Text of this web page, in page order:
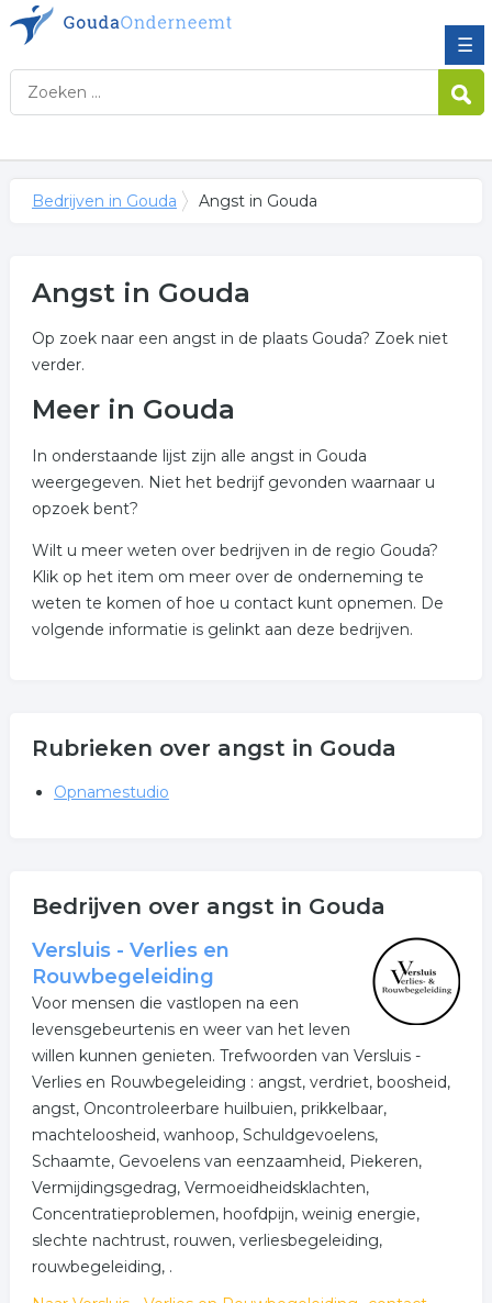
☰
Bedrijven in Gouda Angst in Gouda
Angst in Gouda
Op zoek naar een angst in de plaats Gouda? Zoek niet
verder.
Meer in Gouda
In onderstaande lijst zijn alle angst in Gouda
weergegeven. Niet het bedrijf gevonden waarnaar u
opzoek bent?
Wilt u meer weten over bedrijven in de regio Gouda?
Klik op het item om meer over de onderneming te
weten te komen of hoe u contact kunt opnemen. De
volgende informatie is gelinkt aan deze bedrijven.
Rubrieken over angst in Gouda
Opnamestudio
Bedrijven over angst in Gouda
Versluis - Verlies en
Rouwbegeleiding
Voor mensen die vastlopen na een
levensgebeurtenis en weer van het leven
willen kunnen genieten. Trefwoorden van Versluis -
Verlies en Rouwbegeleiding : angst, verdriet, boosheid,
angst, Oncontroleerbare huilbuien, prikkelbaar,
machteloosheid, wanhoop, Schuldgevoelens,
Schaamte, Gevoelens van eenzaamheid, Piekeren,
Vermijdingsgedrag, Vermoeidheidsklachten,
Concentratieproblemen, hoofdpijn, weinig energie,
slechte nachtrust, rouwen, verliesbegeleiding,
rouwbegeleiding, .